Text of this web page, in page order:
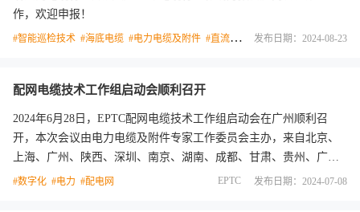
作，欢迎申报！
#智能巡检技术 #海底电缆 #电力电缆及附件 #直流电缆 #配网电缆 #高压电缆
发布日期：2024-08-23
配网电缆技术工作组启动会顺利召开
2024年6月28日，EPTC配网电缆技术工作组启动会在广州顺利召
开，本次会议由电力电缆及附件专家工作委员会主办，来自北京、
上海、广州、陕西、深圳、南京、湖南、成都、甘肃、贵州、广
西、南网科研院、广州大学和设备制造单位的30余位专家参与本次
#数字化 #电力 #配电网 EPTC 发布日期：2024-07-08